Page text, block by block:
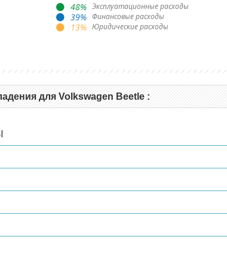
48% Эксплуатационные расходы
39% Финансовые расходы
13% Юридические расходы
для Volkswagen Beetle :